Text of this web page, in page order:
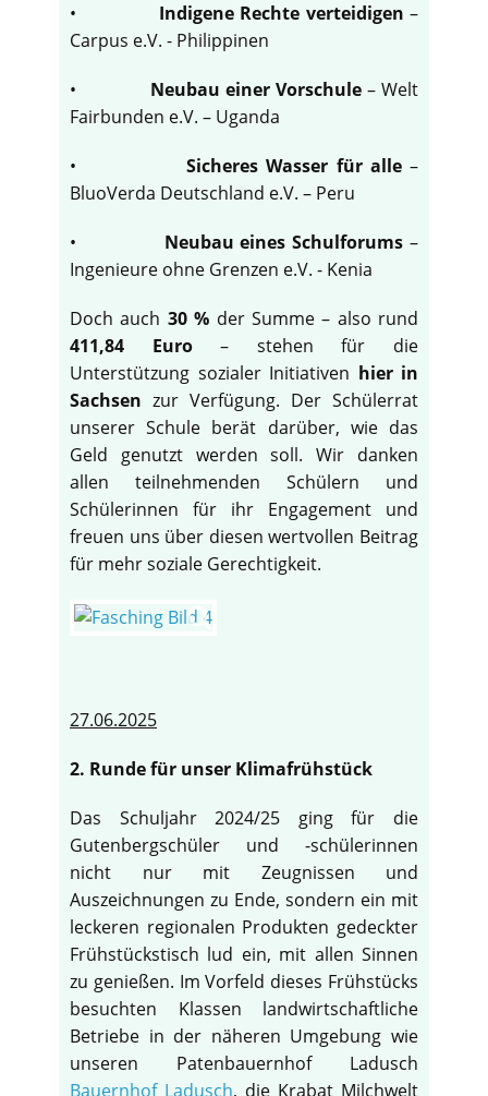
• Indigene Rechte verteidigen –
Carpus e.V. - Philippinen
• Neubau einer Vorschule – Welt
Fairbunden e.V. – Uganda
•Sicheres Wasser für alle–
BluoVerda Deutschland e.V. – Peru
• Neubau eines Schulforums –
Ingenieure ohne Grenzen e.V. - Kenia
Doch auch 30 % der Summe – also rund
411,84 Euro– stehen für die
Unterstützung sozialer Initiativen hier in
Sachsen zur Verfügung. Der Schülerrat
unserer Schule berät darüber, wie das
Geld genutzt werden soll. Wir danken
allen teilnehmenden Schülern und
Schülerinnen für ihr Engagement und
freuen uns über diesen wertvollen Beitrag
für mehr soziale Gerechtigkeit.
27.06.2025
2. Runde für unser Klimafrühstück
Das Schuljahr 2024/25 ging für die
Gutenbergschüler und -schülerinnen
nicht nur mit Zeugnissen und
Auszeichnungen zu Ende, sondern ein mit
leckeren regionalen Produkten gedeckter
Frühstückstisch lud ein, mit allen Sinnen
zu genießen. Im Vorfeld dieses Frühstücks
besuchten Klassen landwirtschaftliche
Betriebe in der näheren Umgebung wie
unseren Patenbauernhof Ladusch
Bauernhof Ladusch, die Krabat Milchwelt